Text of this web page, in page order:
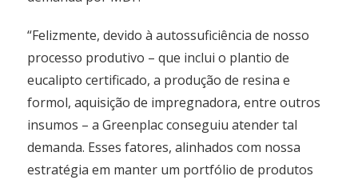
“Felizmente, devido à autossuficiência de nosso
processo produtivo – que inclui o plantio de
eucalipto certificado, a produção de resina e
formol, aquisição de impregnadora, entre outros
insumos – a Greenplac conseguiu atender tal
demanda. Esses fatores, alinhados com nossa
estratégia em manter um portfólio de produtos